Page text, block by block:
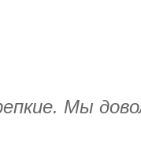
Мы